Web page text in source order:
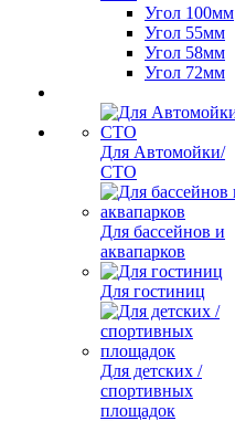
Угол 100мм
Угол 55мм
Угол 58мм
Угол 72мм
Для Автомойки/
СТО
Для бассейнов и
аквапарков
Для гостиниц
Для детских /
спортивных
площадок